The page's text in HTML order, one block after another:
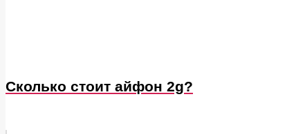
Сколько стоит айфон 2g?